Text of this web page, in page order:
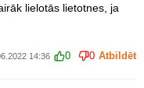
lielotās lietotnes, ja
14:36 0 0 Atbildēt